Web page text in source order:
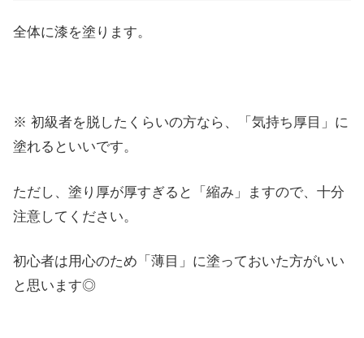
全体に漆を塗ります。
※ 初級者を脱したくらいの方なら、「気持ち厚目」に
塗れるといいです。
ただし、塗り厚が厚すぎると「縮み」ますので、十分
注意してください。
初心者は用心のため「薄目」に塗っておいた方がいい
と思います◎